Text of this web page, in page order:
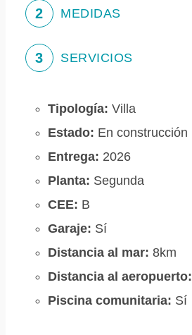
2 MEDIDAS
3 SERVICIOS
Tipología: Villa
Estado: En construcción
Entrega: 2026
Planta: Segunda
CEE: B
Garaje: Sí
Distancia al mar: 8km
Distancia al aeropuerto:
Piscina comunitaria: Sí